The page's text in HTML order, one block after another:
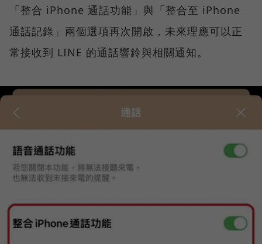
「整合 iPhone 通話功能」與「整合至 iPhone
通話記錄」兩個選項再次開啟，未來理應可以正
常接收到 LINE 的通話響鈴與相關通知。